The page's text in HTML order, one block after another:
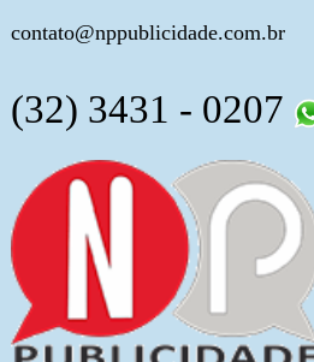
contato@nppublicidade.com.br
(32) 3431 - 0207